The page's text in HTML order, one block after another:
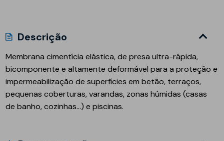
Descrição
Membrana cimentícia elástica, de presa ultra-rápida,
bicomponente e altamente deformável para a proteção e
impermeabilização de superfícies em betão, terraços,
pequenas coberturas, varandas, zonas húmidas (casas
de banho, cozinhas...) e piscinas.